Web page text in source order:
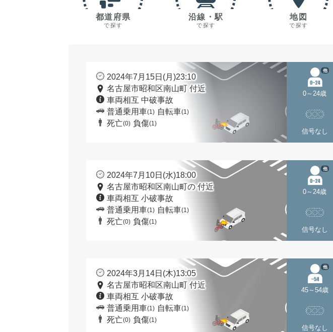
都道府県
で探す
沿線・駅
で探す
地図
で探す
2024年7月15日(月)23:10
名古屋市昭和区南山町 付近
車両相互 中破事故
普通乗用車(1) 自転車(1)
死亡(0) 負傷(1)
0～24歳
他
信号なし
2024年7月10日(水)18:00
名古屋市昭和区南山町の 付近
車両相互 小破事故
普通乗用車(1) 自転車(1)
死亡(0) 負傷(1)
0～24歳
他
信号なし
2024年3月14日(木)13:05
名古屋市昭和区南山町 付近
車両相互 小破事故
普通乗用車(1) 自転車(1)
死亡(0) 負傷(1)
45～54歳
他
信号なし